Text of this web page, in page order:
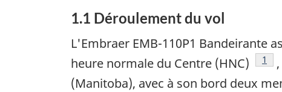
1.1 Déroulement du vol
L'Embraer EMB-110P1 Bandeirante
heure normale du Centre (HNC)
1
(Manitoba), avec à son bord deux